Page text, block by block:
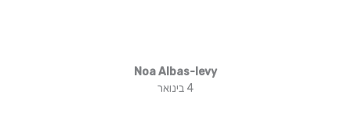
Noa Albas-levy
4 בינואר